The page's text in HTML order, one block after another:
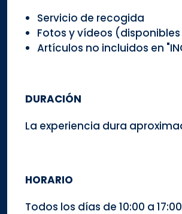
Servicio de recogida
Fotos y vídeos
Artículos no incluidos en
DURACIÓN
La experiencia dura
HORARIO
Todos los días de 10:00 a